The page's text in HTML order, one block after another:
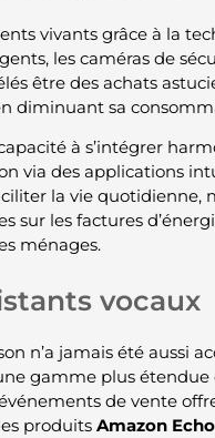
vivants grâce à la
les caméras de
être des achats
diminuant sa
à s’intégrer
via des applications
la vie quotidienne,
sur les factures
ménages.
vocaux
n’a jamais été aussi
gamme plus étendue
de vente
produits Amazon Echo